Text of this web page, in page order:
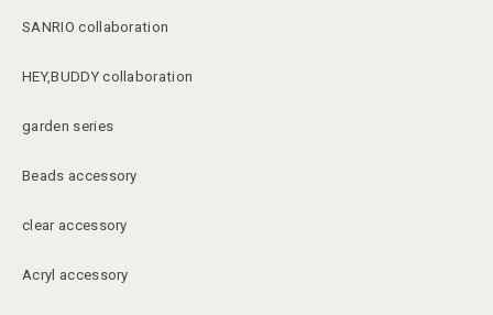
SANRIO collaboration
HEY,BUDDY collaboration
garden series
Beads accessory
clear accessory
Acryl accessory